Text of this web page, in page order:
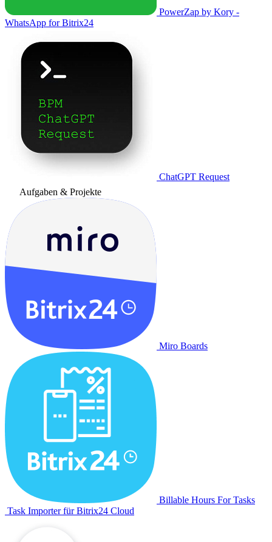
PowerZap by Kory -
WhatsApp for Bitrix24
ChatGPT Request
Aufgaben & Projekte
Miro Boards
Billable Hours For Tasks
Task Importer für Bitrix24 Cloud